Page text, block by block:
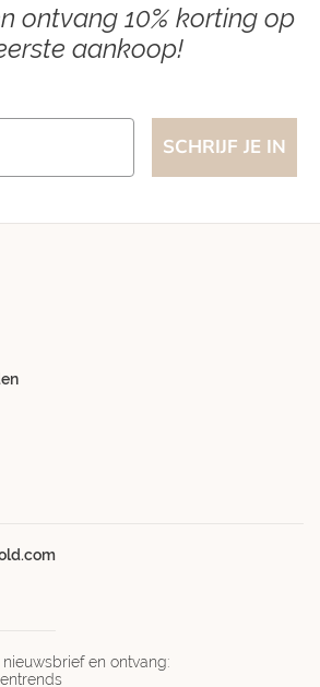
ontvang 10% korting op
aankoop!
SCHRIJF JE IN
en ontvang: